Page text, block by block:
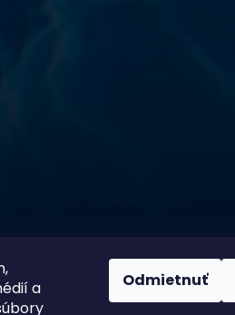
a
Odmietnuť
oblasti čistiarní odpadových
starostlivosti o vodu.
pre čistú a bezpečnú
surovinách a
za ceny porovnateľné s
sa sami o kvalite
a o ich nepochybnej
produktmi – pretože voda